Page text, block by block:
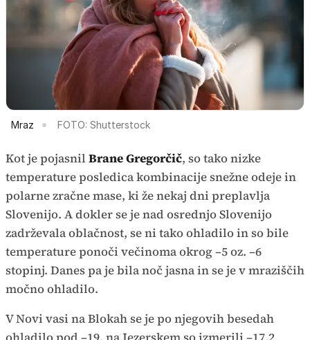
Mraz FOTO: Shutterstock
Kot je pojasnil Brane Gregorčič, so tako nizke
temperature posledica kombinacije snežne odeje in
polarne zračne mase, ki že nekaj dni preplavlja
Slovenijo. A dokler se je nad osrednjo Slovenijo
zadrževala oblačnost, se ni tako ohladilo in so bile
temperature ponoči večinoma okrog –5 oz. –6
stopinj. Danes pa je bila noč jasna in se je v mraziščih
močno ohladilo.
V Novi vasi na Blokah se je po njegovih besedah